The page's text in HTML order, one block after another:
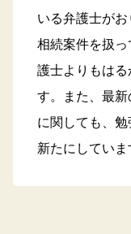
いる弁護士が
相続案件を扱
護士よりもはる
す。また、最
に関しても、
新たにしていま